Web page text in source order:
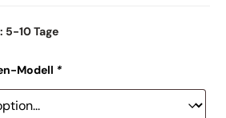
5-10 Tage
Modell *